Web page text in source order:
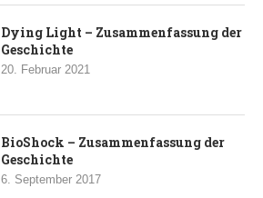
Dying Light – Zusammenfassung der
Geschichte
20. Februar 2021
BioShock – Zusammenfassung der
Geschichte
6. September 2017